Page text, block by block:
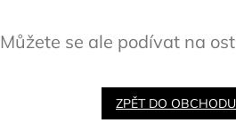
Můžete se ale podívat na
ZPĚT DO OBCHODU